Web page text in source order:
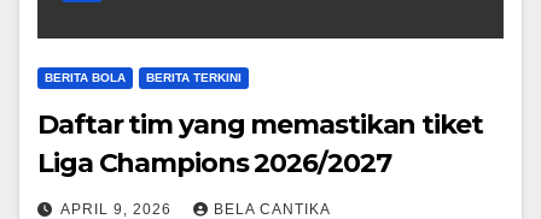
BERITA BOLA BERITA TERKINI
Daftar tim yang memastikan tiket
Liga Champions 2026/2027
APRIL 9, 2026 BELA CANTIKA